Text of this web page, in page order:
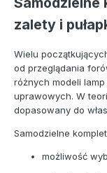
zalety i
Wielu
od przeglądania
różnych modeli
uprawowych. W
dopasowany do
Samodzielne
możliwość